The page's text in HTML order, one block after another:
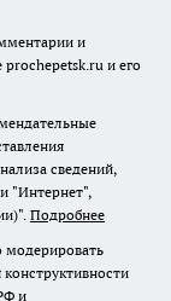
и
и его
сведений,
"Интернет",
Подробнее
модерировать
и